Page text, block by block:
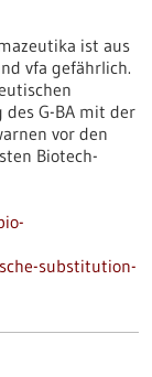
ist aus
vfa gefährlich.
G-BA mit der
vor den
Biotech-
substitution-